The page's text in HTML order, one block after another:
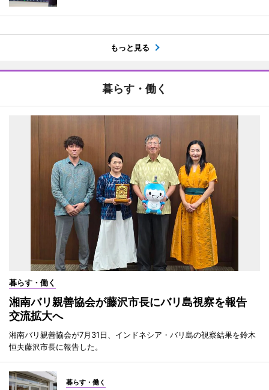
もっと見る
暮らす・働く
暮らす・働く
湘南バリ親善協会が藤沢市長にバリ島視察を報告
交流拡大へ
湘南バリ親善協会が7月31日、インドネシア・バリ島の視察結果を鈴木
恒夫藤沢市長に報告した。
暮らす・働く